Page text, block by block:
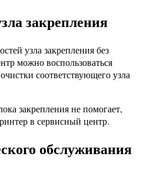
закрепления
узла закрепления без
можно воспользоваться
соответствующего узла
закрепления не помогает,
в сервисный центр.
обслуживания